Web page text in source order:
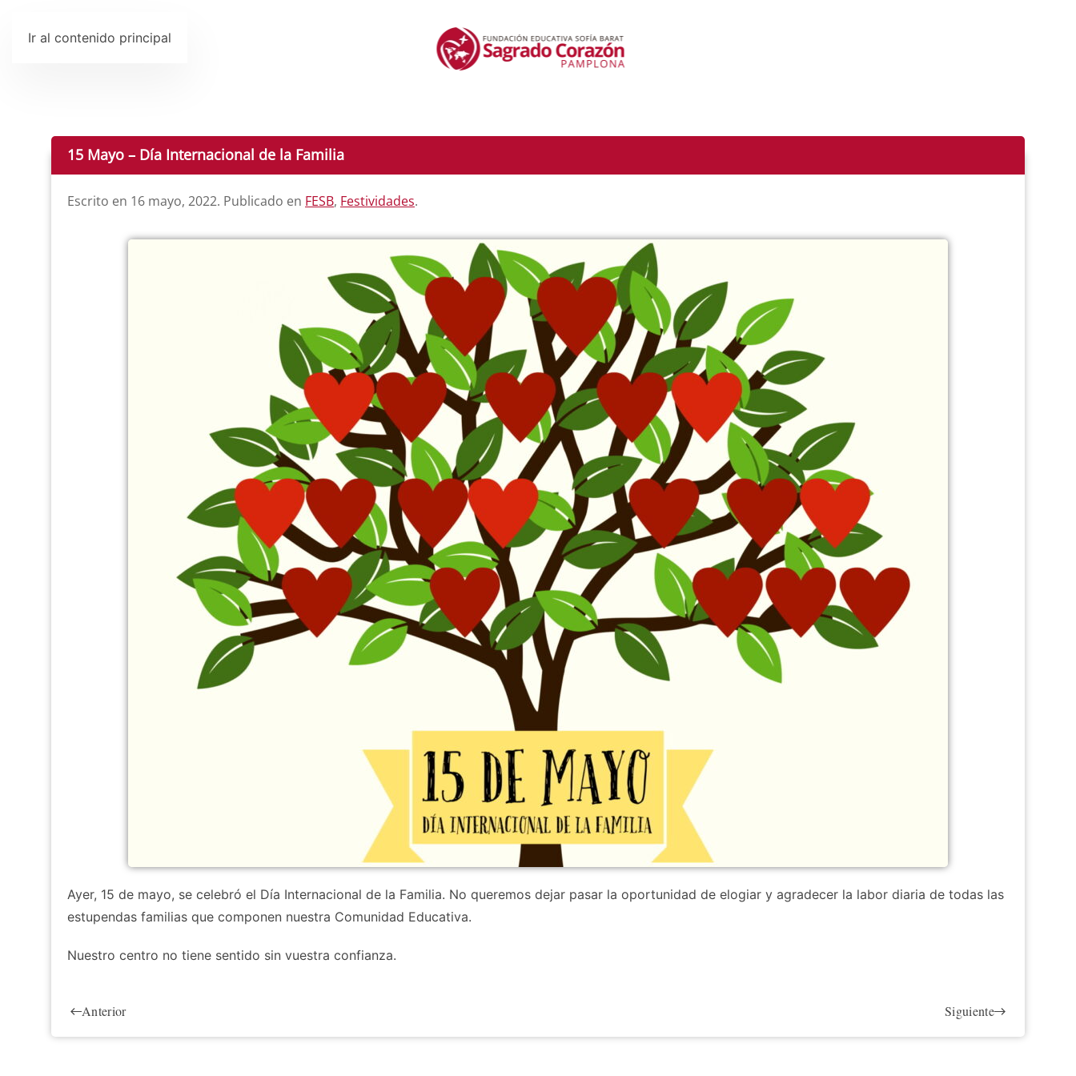
Ir al contenido principal
15 Mayo – Día Internacional de la Familia
Escrito en 16 mayo, 2022. Publicado en FESB, Festividades.
Ayer, 15 de mayo, se celebró el Día Internacional de la Familia. No queremos dejar pasar la oportunidad de elogiar y agradecer la labor diaria de todas las
estupendas familias que componen nuestra Comunidad Educativa.
Nuestro centro no tiene sentido sin vuestra confianza.
Anterior Siguiente